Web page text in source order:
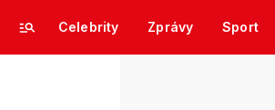
Celebrity Zprávy Sport